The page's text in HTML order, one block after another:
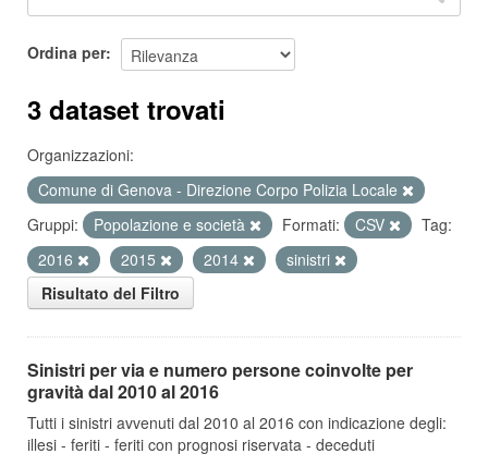
Ordina per
3 dataset trovati
Organizzazioni:
Comune di Genova - Direzione Corpo Polizia Locale
Gruppi:
Popolazione e società Formati: CSV
Tag:
2016
2015 2014
sinistri
Risultato del Filtro
Sinistri per via e numero persone coinvolte per
gravità dal 2010 al 2016
Tutti i sinistri avvenuti dal 2010 al 2016 con indicazione degli:
illesi - feriti - feriti con prognosi riservata - deceduti